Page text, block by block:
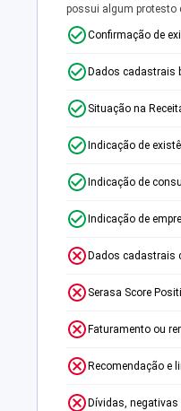
possui algum protesto
Confirmação de
Dados cadastrais
Situação na
Indicação de
Indicação de
Indicação de
Dados cadastrais
Serasa Score
Faturamento ou
Recomendação e
Dívidas, negativas